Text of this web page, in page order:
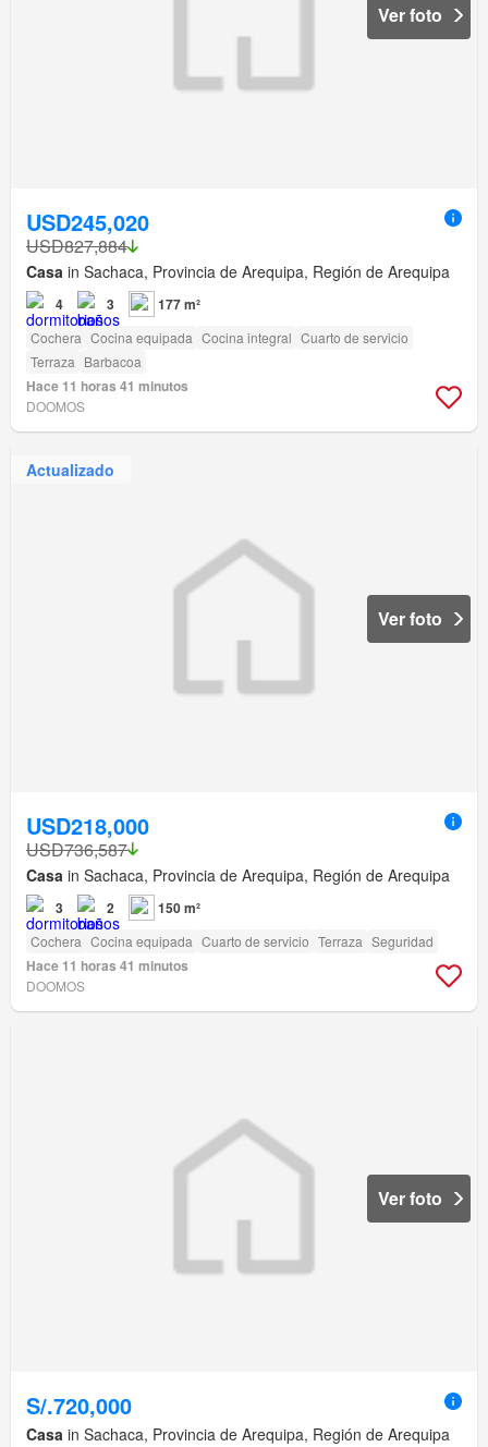
Ver foto
USD245,020
USD827,884
Casa in Sachaca, Provincia de Arequipa, Región de Arequipa
4 3 177 m²
Cochera Cocina equipada Cocina integral Cuarto de servicio
Terraza Barbacoa
Hace 11 horas 41 minutos
DOOMOS
Actualizado
Ver foto
USD218,000
USD736,587
Casa in Sachaca, Provincia de Arequipa, Región de Arequipa
3 2 150 m²
Cochera Cocina equipada Cuarto de servicio Terraza Seguridad
Hace 11 horas 41 minutos
DOOMOS
Ver foto
S/.720,000
Casa in Sachaca, Provincia de Arequipa, Región de Arequipa